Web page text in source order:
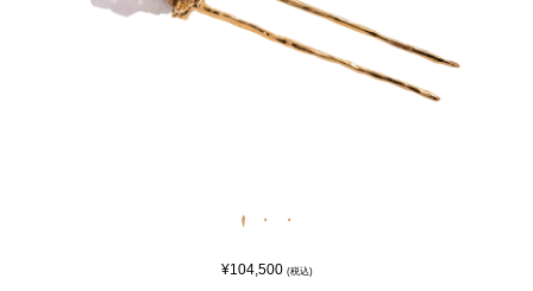
¥104,500 (税込)